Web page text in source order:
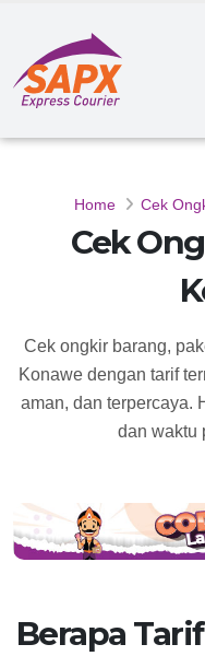
Home Cek
Cek
Cek ongkir barang,
Konawe dengan tarif
aman, dan terpercaya.
dan waktu
Berapa